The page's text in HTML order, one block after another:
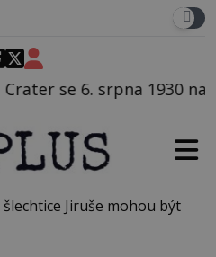
ve své oblíbené
Jiruše mohou být